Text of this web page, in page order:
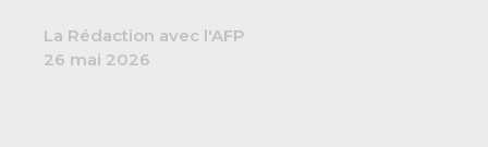
La Rédaction avec l'AFP
26 mai 2026